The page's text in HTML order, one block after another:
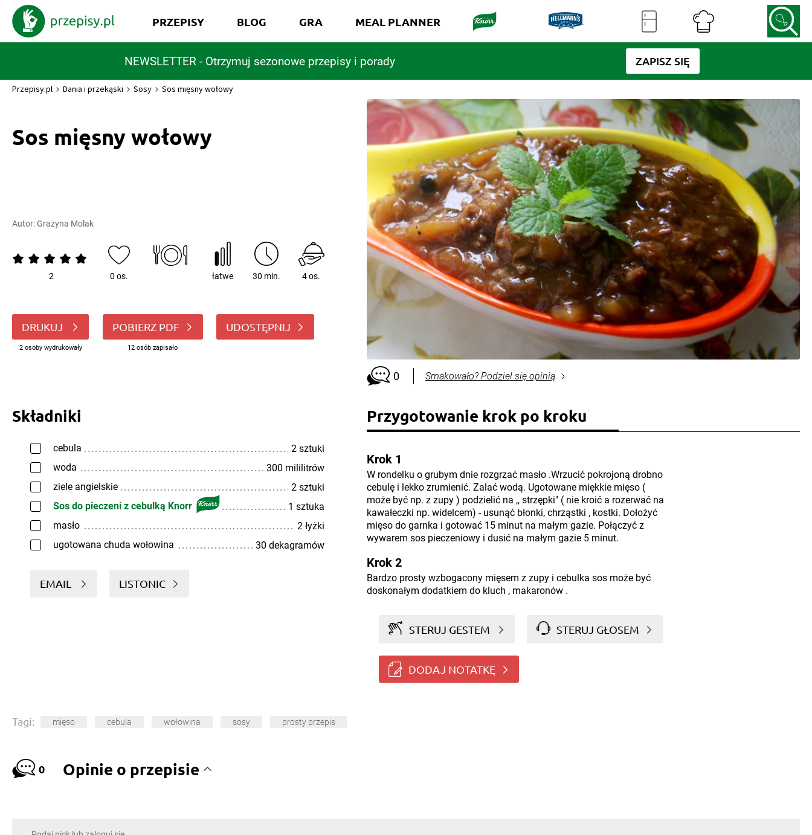
NEWSLETTER - Otrzymuj sezonowe przepisy i porady ZAPISZ SIĘ
PRZEPISY BLOG GRA MEAL PLANNER
Przepisy.pl Dania i przekąski Sosy Sos mięsny wołowy
Sos mięsny wołowy
Autor:Grażyna Molak
2 0 os. łatwe 30 min. 4 os.
DRUKUJ
2 osoby wydrukowały
POBIERZ PDF
12 osób zapisało
UDOSTĘPNIJ
0 Smakowało? Podziel się opinią
Składniki
cebula
2 sztuki
woda
300 mililitrów
ziele angielskie
2 sztuki
Sos do pieczeni z cebulką Knorr
1 sztuka
masło
2 łyżki
ugotowana chuda wołowina
30 dekagramów
EMAIL LISTONIC
Przygotowanie krok po kroku
Krok 1
W rondelku o grubym dnie rozgrzać masło .Wrzucić pokrojoną drobno
cebulę i lekko zrumienić. Zalać wodą. Ugotowane miękkie mięso (
może być np. z zupy ) podzielić na ,, strzępki" ( nie kroić a rozerwać na
kawałeczki np. widelcem) - usunąć błonki, chrząstki , kostki. Dołożyć
mięso do garnka i gotować 15 minut na małym gazie. Połączyć z
wywarem sos pieczeniowy i dusić na małym gazie 5 minut.
Krok 2
Bardzo prosty wzbogacony mięsem z zupy i cebulka sos może być
doskonałym dodatkiem do kluch , makaronów .
STERUJ GESTEM STERUJ GŁOSEM
DODAJ NOTATKĘ
Tagi: mięso cebula wołowina sosy prosty przepis
0 Opinie o przepisie